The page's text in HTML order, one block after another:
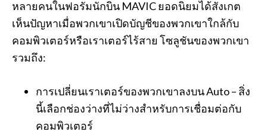
หลายคนในฟอรัมนักบิน MAVIC ยอดนิยมได้สังเกต
เห็นปัญหาเมื่อพวกเขาเปิดบัญชีของพวกเขาใกล้กับ
คอมพิวเตอร์หรือเราเตอร์ไร้สาย โซลูชันของพวกเขา
รวมถึง:
การเปลี่ยนเราเตอร์ของพวกเขาลงบน Auto – สิ่ง
นี้เลือกช่องว่างที่ไม่ว่างสำหรับการเชื่อมต่อกับ
คอมพิวเตอร์